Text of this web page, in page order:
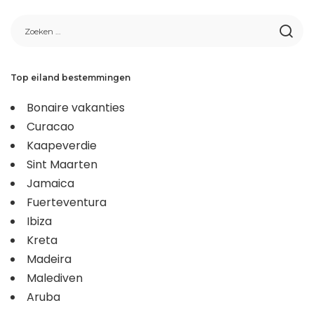
Top eiland bestemmingen
Bonaire vakanties
Curacao
Kaapeverdie
Sint Maarten
Jamaica
Fuerteventura
Ibiza
Kreta
Madeira
Malediven
Aruba